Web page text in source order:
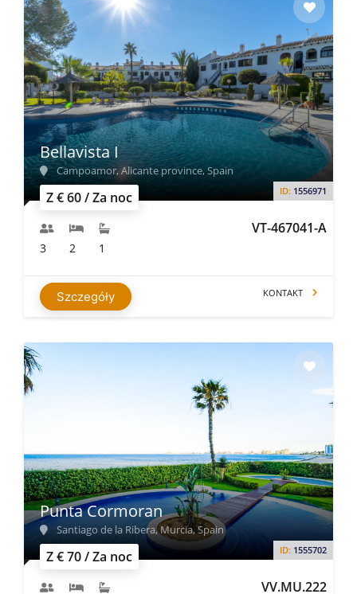
Z € 60 / Za noc ID: 1556971
VT-467041-A
Bellavista I
Campoamor, Alicante province, Spain
3 2 1
Szczegóły KONTAKT
Z € 70 / Za noc ID: 1555702
VV.MU.222
Punta Cormoran
Santiago de la Ribera, Murcia, Spain